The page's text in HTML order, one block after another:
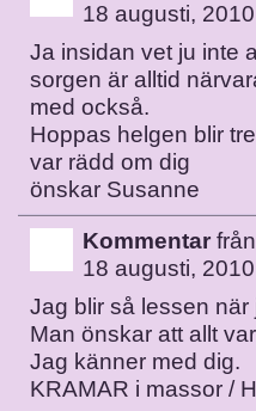
18 augusti,
Ja insidan vet ju inte
sorgen är alltid
med också.
Hoppas helgen blir
var rädd om dig
önskar Susanne
Kommentar från
18 augusti,
Jag blir så lessen
Man önskar att allt
Jag känner med dig.
KRAMAR i massor /